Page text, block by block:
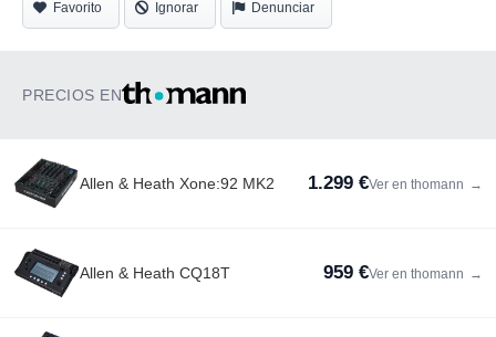
Favorito Ignorar Denunciar
PRECIOS EN
Allen & Heath Xone:92 MK2 1.299 €Ver en thomann →
Allen & Heath CQ18T 959 €Ver en thomann →